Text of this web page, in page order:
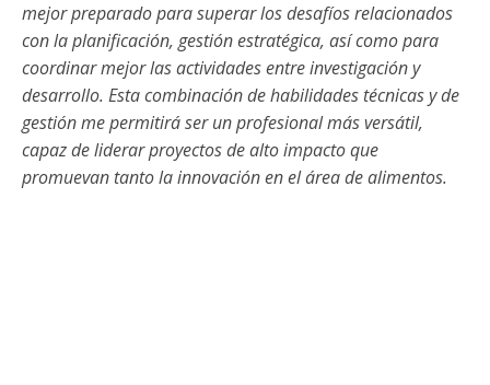
mejor preparado para superar los desafíos relacionados
con la planificación, gestión estratégica, así como para
coordinar mejor las actividades entre investigación y
desarrollo. Esta combinación de habilidades técnicas y de
gestión me permitirá ser un profesional más versátil,
capaz de liderar proyectos de alto impacto que
promuevan tanto la innovación en el área de alimentos.